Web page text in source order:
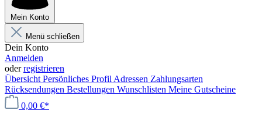
Mein Konto
Menü schließen
Dein Konto
Anmelden
oderregistrieren
Übersicht Persönliches Profil Adressen Zahlungsarten
Rücksendungen Bestellungen Wunschlisten Meine Gutscheine
0,00 €*